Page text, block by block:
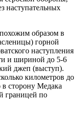
наступательных
образом в
горной
наступления
и шириной до 5-6
джеп (выступ).
километров до
в сторону Медака
границей по